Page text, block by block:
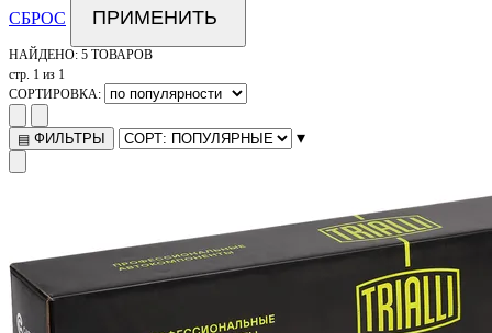
СБРОС ПРИМЕНИТЬ
НАЙДЕНО: 5 ТОВАРОВ
стр. 1 из 1
СОРТИРОВКА:
▤ ФИЛЬТРЫ ▾